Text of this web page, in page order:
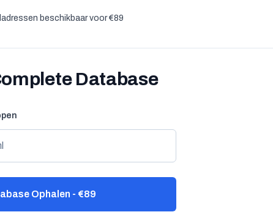
beschikbaar voor €89
Database
Ophalen - €89